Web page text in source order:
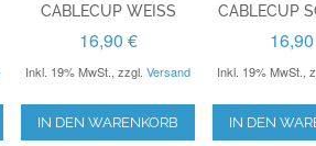
CABLECUP WEISS
16,90 €
Inkl. 19% MwSt. ,zzgl.Versand
IN DEN WARENKORB
CABLECUP
Inkl. 19% MwSt.
IN DEN